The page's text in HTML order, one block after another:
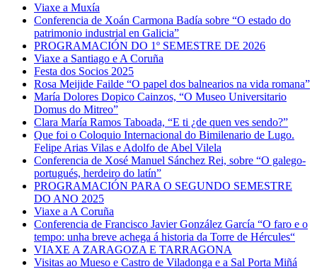
Viaxe a Muxía
Conferencia de Xoán Carmona Badía sobre “O estado do
patrimonio industrial en Galicia”
PROGRAMACIÓN DO 1º SEMESTRE DE 2026
Viaxe a Santiago e A Coruña
Festa dos Socios 2025
Rosa Meijide Failde “O papel dos balnearios na vida romana”
María Dolores Dopico Cainzos, “O Museo Universitario
Domus do Mitreo”
Clara María Ramos Taboada, “E ti ¿de quen ves sendo?”
Que foi o Coloquio Internacional do Bimilenario de Lugo.
Felipe Arias Vilas e Adolfo de Abel Vilela
Conferencia de Xosé Manuel Sánchez Rei, sobre “O galego-
portugués, herdeiro do latín”
PROGRAMACIÓN PARA O SEGUNDO SEMESTRE
DO ANO 2025
Viaxe a A Coruña
Conferencia de Francisco Javier González García “O faro e o
tempo: unha breve achega á historia da Torre de Hércules“
VIAXE A ZARAGOZA E TARRAGONA
Visitas ao Mueso e Castro de Viladonga e a Sal Porta Miñá